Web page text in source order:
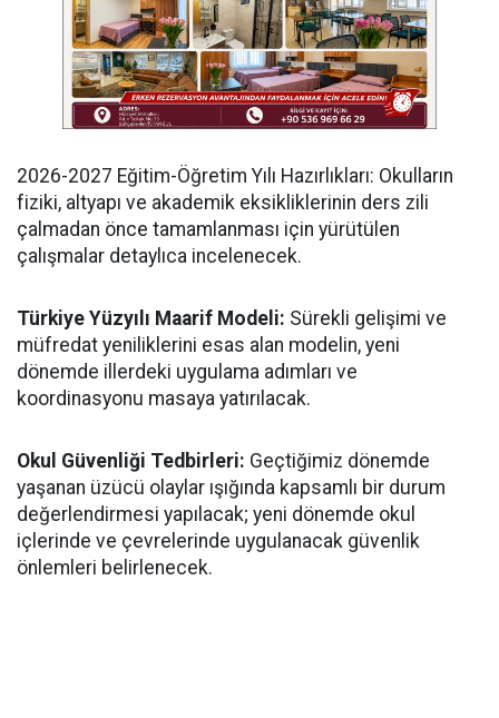
​2026-2027 Eğitim-Öğretim Yılı Hazırlıkları: Okulların
fiziki, altyapı ve akademik eksikliklerinin ders zili
çalmadan önce tamamlanması için yürütülen
çalışmalar detaylıca incelenecek.
Türkiye Yüzyılı Maarif Modeli: Sürekli gelişimi ve
müfredat yeniliklerini esas alan modelin, yeni
dönemde illerdeki uygulama adımları ve
koordinasyonu masaya yatırılacak.
​Okul Güvenliği Tedbirleri: Geçtiğimiz dönemde
yaşanan üzücü olaylar ışığında kapsamlı bir durum
değerlendirmesi yapılacak; yeni dönemde okul
içlerinde ve çevrelerinde uygulanacak güvenlik
önlemleri belirlenecek.